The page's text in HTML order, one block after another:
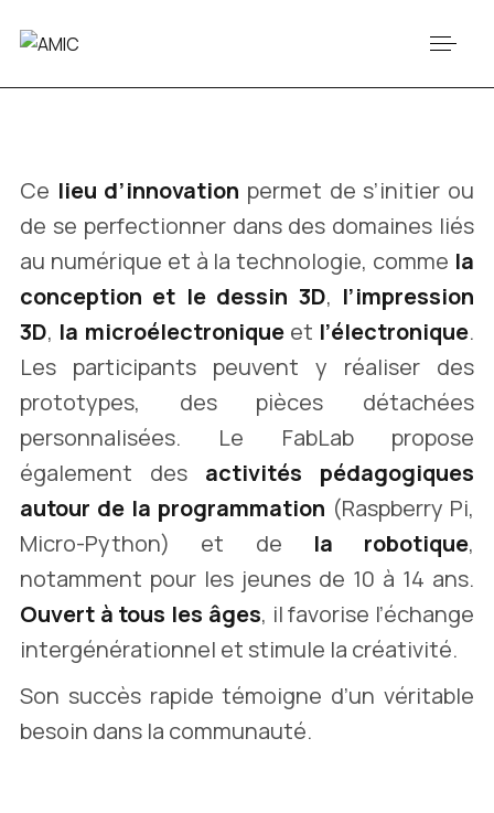
Ce lieu d’innovation permet de s’initier ou
de se perfectionner dans des domaines liés
au numérique et à la technologie, comme la
conception et le dessin 3D, l’impression
3D, la microélectroniqueet l’électronique.
Les participants peuvent y réaliser des
prototypes, des pièces détachées
personnalisées. Le FabLab propose
également des activités pédagogiques
autour de la programmation (Raspberry Pi,
Micro-Python) et de la robotique,
notamment pour les jeunes de 10 à 14 ans.
Ouvert à tous les âges, il favorise l’échange
intergénérationnel et stimule la créativité.
Son succès rapide témoigne d’un véritable
besoin dans la communauté.